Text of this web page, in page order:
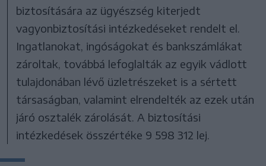
biztosítására az ügyészség kiterjedt
vagyonbiztosítási intézkedéseket rendelt el.
Ingatlanokat, ingóságokat és bankszámlákat
zároltak, továbbá lefoglalták az egyik vádlott
tulajdonában lévő üzletrészeket is a sértett
társaságban, valamint elrendelték az ezek után
járó osztalék zárolását. A biztosítási
intézkedések összértéke 9 598 312 lej.